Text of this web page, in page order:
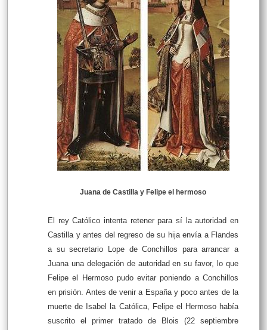
Juana de Castilla y Felipe el hermoso
El rey Católico intenta retener para sí la autoridad en
Castilla y antes del regreso de su hija envía a Flandes
a su secretario Lope de Conchillos para arrancar a
Juana una delegación de autoridad en su favor, lo que
Felipe el Hermoso pudo evitar poniendo a Conchillos
en prisión. Antes de venir a España y poco antes de la
muerte de Isabel la Católica, Felipe el Hermoso había
suscrito el primer tratado de Blois (22 septiembre